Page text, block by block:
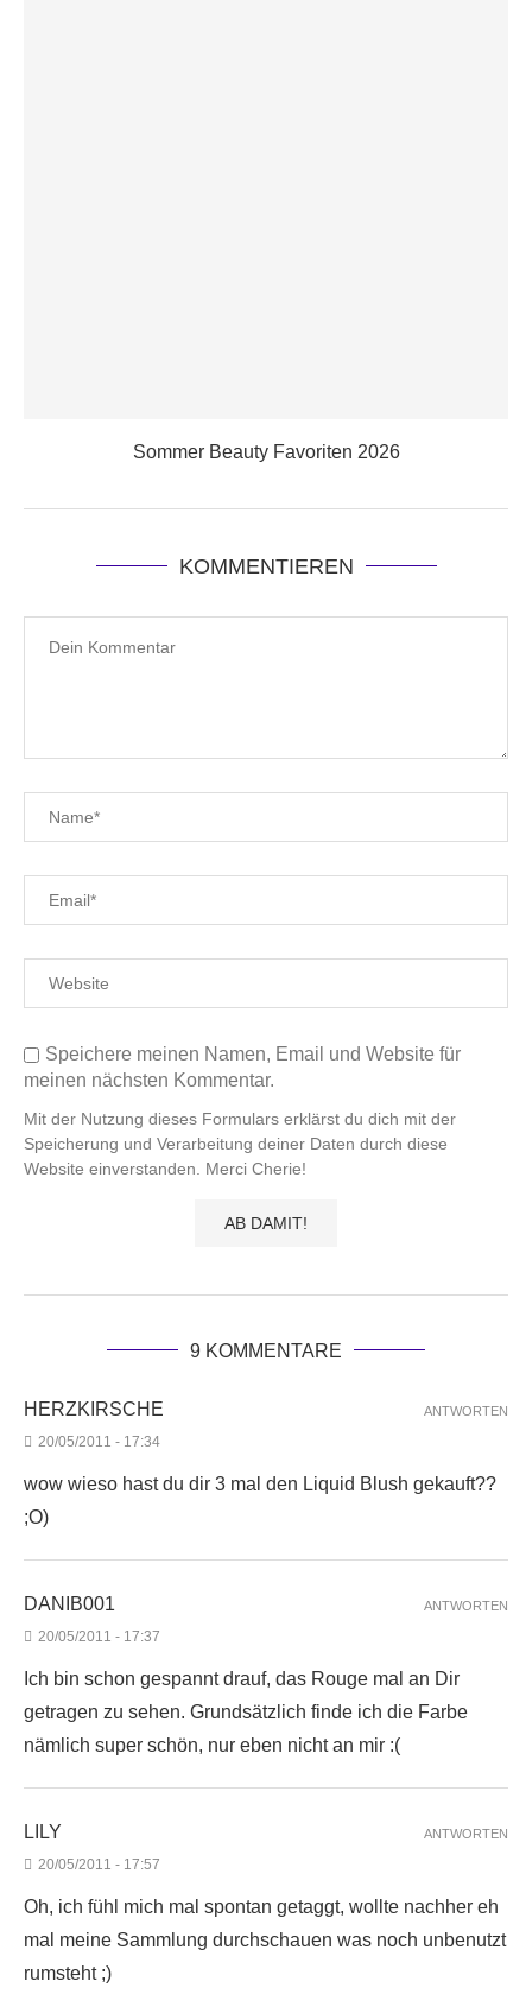
Sommer Beauty Favoriten 2026
KOMMENTIEREN
Speichere meinen Namen, Email und Website für
meinen nächsten Kommentar.
Mit der Nutzung dieses Formulars erklärst du dich mit der
Speicherung und Verarbeitung deiner Daten durch diese
Website einverstanden. Merci Cherie!
9 KOMMENTARE
HERZKIRSCHE
20/05/2011 - 17:34
wow wieso hast du dir 3 mal den Liquid Blush gekauft??
;O)
ANTWORTEN
DANIB001
20/05/2011 - 17:37
Ich bin schon gespannt drauf, das Rouge mal an Dir
getragen zu sehen. Grundsätzlich finde ich die Farbe
nämlich super schön, nur eben nicht an mir :(
ANTWORTEN
LILY
20/05/2011 - 17:57
Oh, ich fühl mich mal spontan getaggt, wollte nachher eh
mal meine Sammlung durchschauen was noch unbenutzt
rumsteht ;)
ANTWORTEN